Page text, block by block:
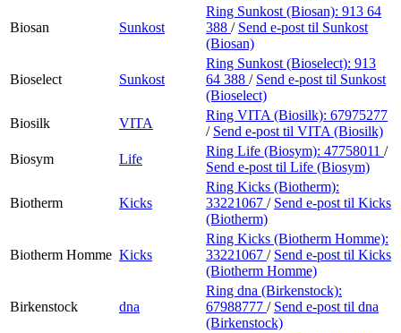
Biosan Sunkost
Ring Sunkost (Biosan): 913 64
388 / Send e-post til Sunkost
(Biosan)
Bioselect Sunkost
Ring Sunkost (Bioselect): 913
64 388 / Send e-post til Sunkost
(Bioselect)
Biosilk
VITA
Ring VITA (Biosilk): 67975277
/ Send e-post til VITA (Biosilk)
Biosym
Life
Ring Life (Biosym): 47758011 /
Send e-post til Life (Biosym)
Biotherm Kicks
Ring Kicks (Biotherm):
33221067 / Send e-post til Kicks
(Biotherm)
Biotherm Homme Kicks
Ring Kicks (Biotherm Homme):
33221067 / Send e-post til Kicks
(Biotherm Homme)
Birkenstock dna
Ring dna (Birkenstock):
67988777 / Send e-post til dna
(Birkenstock)